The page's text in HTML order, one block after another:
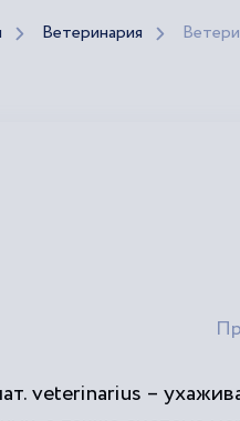
Ветеринария
veterinarius –